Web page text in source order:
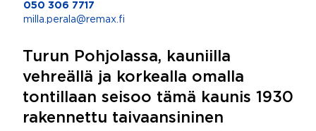
050 306 7717
milla.perala@remax.fi
Turun Pohjolassa, kauniilla
vehreällä ja korkealla omalla
tontillaan seisoo tämä kaunis 1930
rakennettu taivaansininen